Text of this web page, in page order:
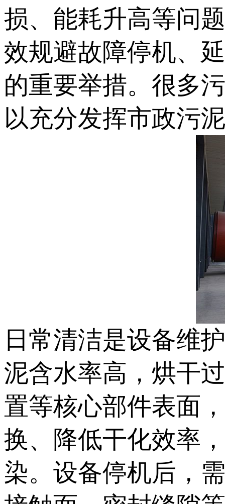
损、能耗升高等问
效规避故障停机、
的重要举措。很多
以充分发挥市政污
日常清洁是设备维
泥含水率高，烘干
置等核心部件表面
换、降低干化效率
染。设备停机后，